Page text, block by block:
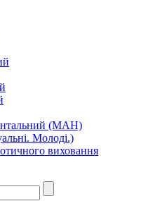
(МАН)
Молоді.)
виховання